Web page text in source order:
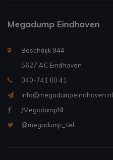
Megadump Eindhoven
Boschdijk 944
5627 AC Eindhoven
040-741 00 41
info@megadumpeindhoven.nl
/MegadumpNL
@megadump_tiel